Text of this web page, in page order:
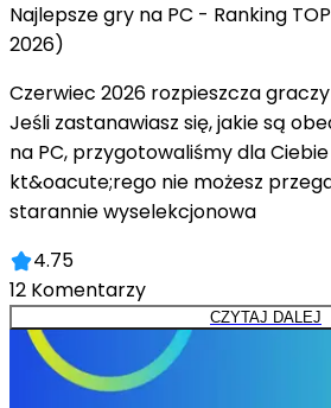
Najlepsze gry na PC - Ranking
2026)
Czerwiec 2026 rozpieszcza
Jeśli zastanawiasz się, jakie są
na PC, przygotowaliśmy dla
kt&oacute;rego nie możesz
starannie wyselekcjonowa
4.75
12 Komentarzy
CZYTAJ DALEJ